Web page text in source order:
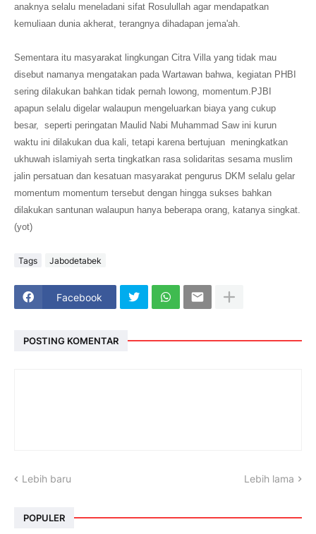
anaknya selalu meneladani sifat Rosulullah agar mendapatkan
kemuliaan dunia akherat, terangnya dihadapan jema'ah.
Sementara itu masyarakat lingkungan Citra Villa yang tidak mau
disebut namanya mengatakan pada Wartawan bahwa, kegiatan PHBI
sering dilakukan bahkan tidak pernah lowong, momentum.PJBI
apapun selalu digelar walaupun mengeluarkan biaya yang cukup
besar, seperti peringatan Maulid Nabi Muhammad Saw ini kurun
waktu ini dilakukan dua kali, tetapi karena bertujuan meningkatkan
ukhuwah islamiyah serta tingkatkan rasa solidaritas sesama muslim
jalin persatuan dan kesatuan masyarakat pengurus DKM selalu gelar
momentum momentum tersebut dengan hingga sukses bahkan
dilakukan santunan walaupun hanya beberapa orang, katanya singkat.
(yot)
Tags Jabodetabek
Facebook
POSTING KOMENTAR
Lebih baru Lebih lama
POPULER